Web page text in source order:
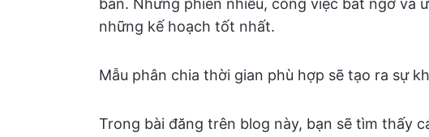
bản. Những phiền nhiễu, công việc bất ngờ và
những kế hoạch tốt nhất.
Mẫu phân chia thời gian phù hợp sẽ tạo ra sự
Trong bài đăng trên blog này, bạn sẽ tìm thấy